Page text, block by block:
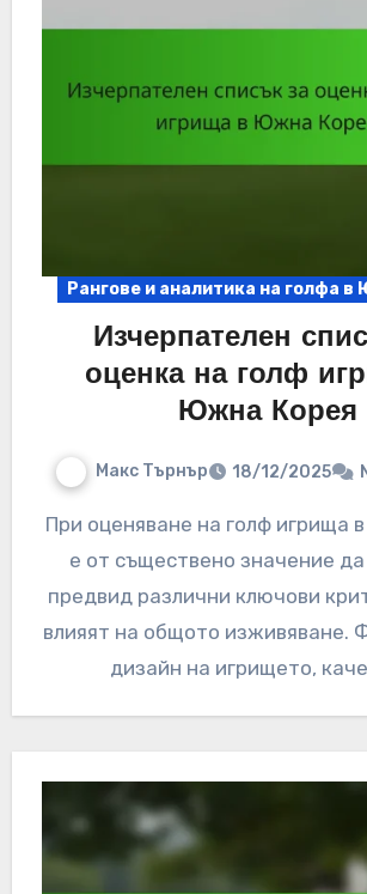
Рангове и аналитика на голфа
Изчерпателен
оценка на голф
Южна Корея
Макс Търнър 18/12/2025
При оценяване на голф игрища в Южна Корея
е от съществено значение
предвид различни ключови
влияят на общото изживяване.
дизайн на игрището,